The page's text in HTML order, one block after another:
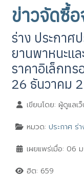
ข่าวจัดซื้
ร่าง ประกาศ
ยานพาหนะแ
ราคาอิเล็กท
26 ธันวาคม
เขียนโดย: ผู้ดูแลเ
หมวด: ประกาศ ร่
เผยแพร่เมื่อ: 06
ฮิต: 659